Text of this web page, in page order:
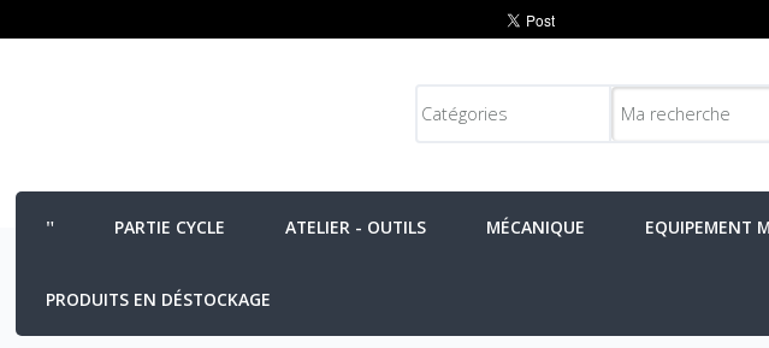
PARTIE CYCLE ATELIER - OUTILS MÉCANIQUE EQUIPEMENT
PRODUITS EN DÉSTOCKAGE